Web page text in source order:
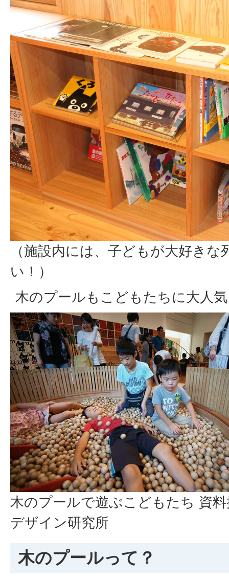
（施設内には、子どもが大好き
い！）
木のプールもこどもたちに大人
木のプールで遊ぶこどもたち 資
デザイン研究所
木のプールって？